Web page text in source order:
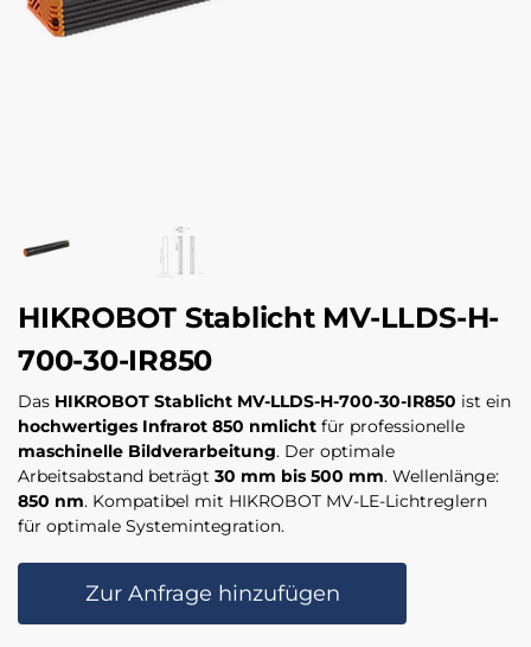
HIKROBOT Stablicht MV-LLDS-H-
700-30-IR850
Das HIKROBOT Stablicht MV-LLDS-H-700-30-IR850 ist ein
hochwertiges Infrarot 850 nmlicht für professionelle
maschinelle Bildverarbeitung. Der optimale
Arbeitsabstand beträgt 30 mm bis 500 mm. Wellenlänge:
850 nm. Kompatibel mit HIKROBOT MV-LE-Lichtreglern
für optimale Systemintegration.
Zur Anfrage hinzufügen